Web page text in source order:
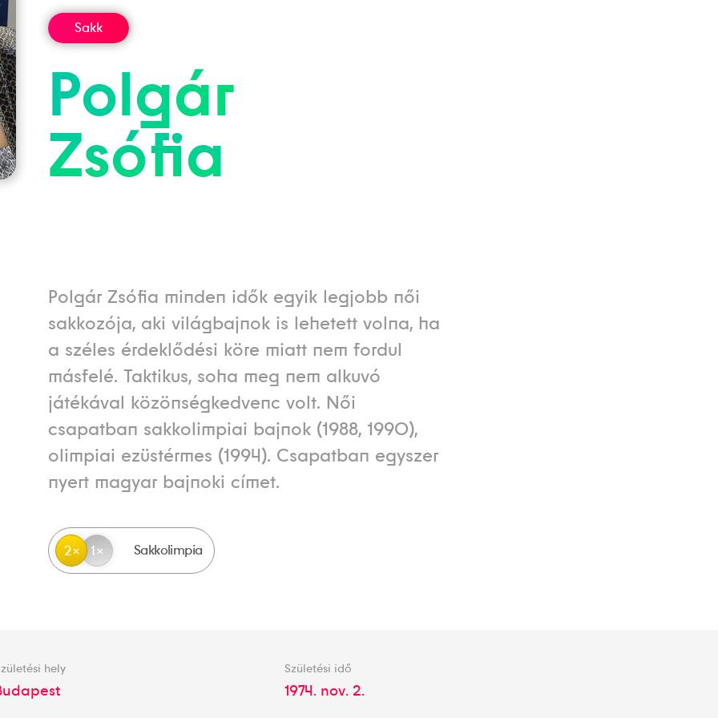
Sakk
Polgár
Zsófia
Polgár Zsófia minden idők egyik legjobb női
sakkozója, aki világbajnok is lehetett volna, ha
a széles érdeklődési köre miatt nem fordul
másfelé. Taktikus, soha meg nem alkuvó
játékával közönségkedvenc volt. Női
csapatban sakkolimpiai bajnok (1988, 1990),
olimpiai ezüstérmes (1994). Csapatban egyszer
nyert magyar bajnoki címet.
2 1 Sakkolimpia
hely Születési idő
1974. nov. 2.